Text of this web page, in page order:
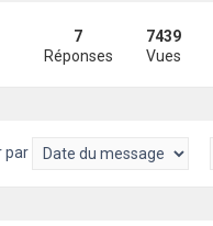
7
Réponses
7439
Vues
par